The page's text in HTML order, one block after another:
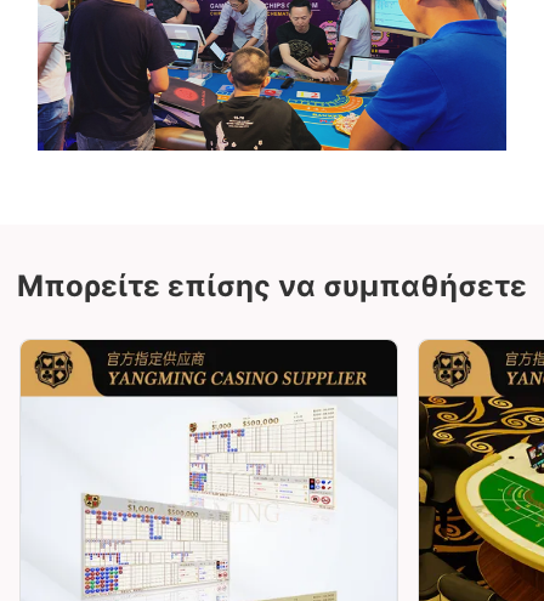
Μπορείτε επίσης να συμπαθήσετε